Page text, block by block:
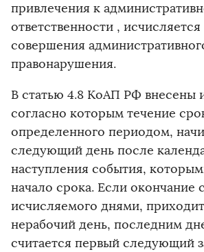
привлечения к
ответственности ,
совершения
правонарушения.
В статью 4.8 КоАП РФ внесены
согласно которым течение
определенного периодом,
следующий день после
наступления события,
начало срока. Если окончание
исчисляемого днями,
нерабочий день, последним
считается первый следующий